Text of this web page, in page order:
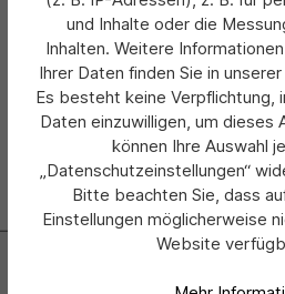
Bewertungen
Hersteller
und Inhalte oder die
Inhalten. Weitere
Ihrer Daten finden Sie in
Es besteht keine Verpflichtung,
Daten einzuwilligen, um dieses
können Ihre Auswahl
„Datenschutzeinstellungen“
Bitte beachten Sie, dass
Einstellungen möglicherweise
Website